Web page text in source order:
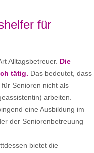
für
Alltagsbetreuer. Die
tätig. Das bedeutet, dass
Senioren nicht als
arbeiten.
eine Ausbildung im
der Seniorenbetreuung
bietet die